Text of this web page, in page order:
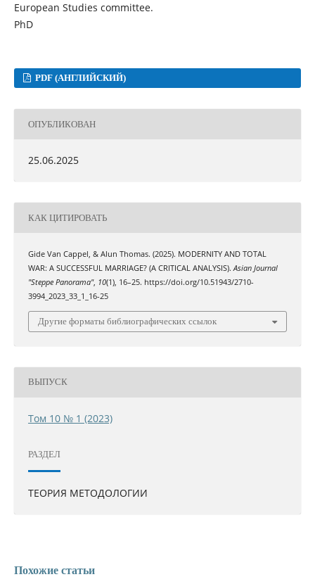
European Studies committee.
PhD
PDF (АНГЛИЙСКИЙ)
ОПУБЛИКОВАН
25.06.2025
КАК ЦИТИРОВАТЬ
Gide Van Cappel, & Alun Thomas. (2025). MODERNITY AND TOTAL
WAR: A SUCCESSFUL MARRIAGE? (A CRITICAL ANALYSIS).Asian Journal
"Steppe Panorama", 10(1), 16–25. https://doi.org/10.51943/2710-
3994_2023_33_1_16-25
Другие форматы библиографических ссылок
ВЫПУСК
Том 10 № 1 (2023)
РАЗДЕЛ
ТЕОРИЯ МЕТОДОЛОГИИ
Похожие статьи